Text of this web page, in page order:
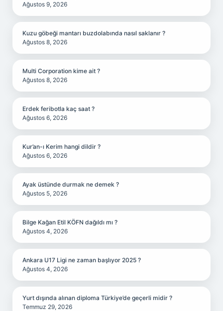
Ağustos 9, 2026
Kuzu göbeği mantarı buzdolabında nasıl saklanır ?
Ağustos 8, 2026
Multi Corporation kime ait ?
Ağustos 8, 2026
Erdek feribotla kaç saat ?
Ağustos 6, 2026
Kur’an-ı Kerim hangi dildir ?
Ağustos 6, 2026
Ayak üstünde durmak ne demek ?
Ağustos 5, 2026
Bilge Kağan Etil KÖFN dağıldı mı ?
Ağustos 4, 2026
Ankara U17 Ligi ne zaman başlıyor 2025 ?
Ağustos 4, 2026
Yurt dışında alınan diploma Türkiye’de geçerli midir ?
Temmuz 29, 2026